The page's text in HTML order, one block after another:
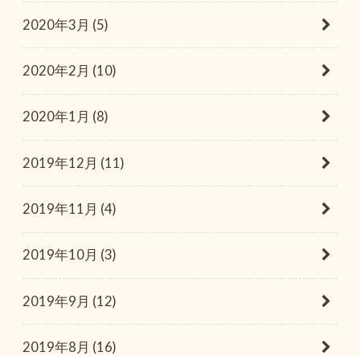
2020年3月 (5)
2020年2月 (10)
2020年1月 (8)
2019年12月 (11)
2019年11月 (4)
2019年10月 (3)
2019年9月 (12)
2019年8月 (16)